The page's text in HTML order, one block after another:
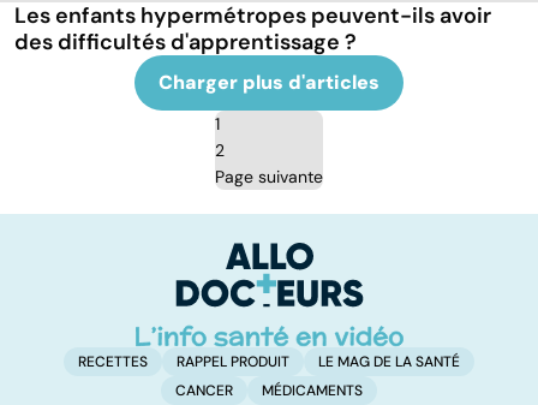
Les enfants hypermétropes peuvent-ils avoir
des difficultés d'apprentissage ?
Charger plus d'articles
1
2
Page suivante
RECETTES RAPPEL PRODUIT
LE MAG DE LA SANTÉ
CANCER
MÉDICAMENTS